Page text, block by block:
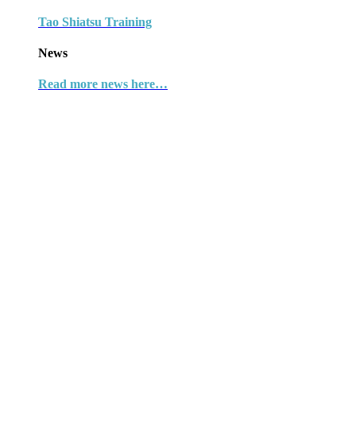
Tao Shiatsu Training
News
Read more news here…